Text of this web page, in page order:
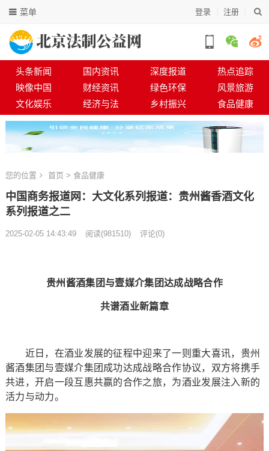
登录 注册
菜单
头条新闻 国内资讯 深度报道
热点追踪
映像中国
财经资讯 绿色环保
风景旅游
文化娱乐
经济与法 乡村振兴 食品健康
您的位置 首页 > 食品健康
中国商务报道网：大文化系列报道：贵州酱香酒文化
系列报道之二
2025-02-05 14:43:49 阅读(981510) 评论(0)
贵州酱酒集团与壹媒介集团达成战略合作
共谱酒业新篇章
近日，在酒业发展的征程中迎来了一则重大喜讯，贵州
酱酒集团与壹媒介集团成功达成战略合作协议，双方将携手
共进，开启一段互惠共赢的合作之旅，为酒业发展注入新的
活力与动力。